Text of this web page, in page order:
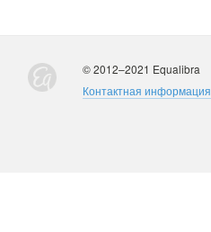
© 2012–2021 Equalibra
Контактная информация